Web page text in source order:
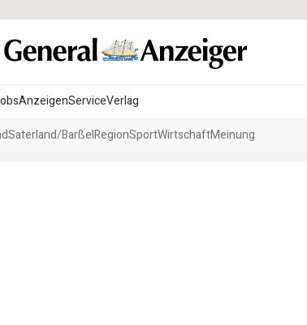
AnzeigenServiceVerlag
Saterland/BarßelRegionSportWirtschaftMeinung